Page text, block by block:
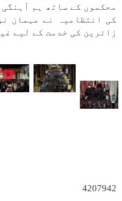
محکموں کے ساتھ ہم
کی انتظامیہ نے مہمان
زائرین کی خدمت کے لیے
4207942